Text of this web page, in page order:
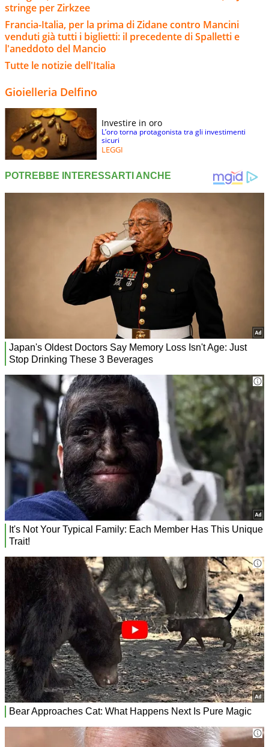
stringe per Zirkzee
Francia-Italia, per la prima di Zidane contro Mancini
venduti già tutti i biglietti: il precedente di Spalletti e
l'aneddoto del Mancio
Tutte le notizie dell'Italia
Gioielleria Delfino
Investire in oro
L’oro torna protagonista tra gli investimenti
sicuri
LEGGI